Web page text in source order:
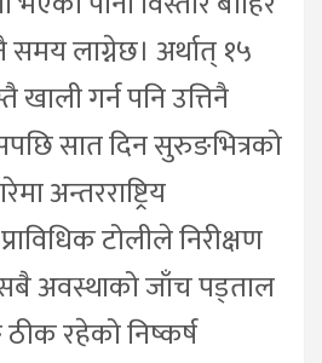
समय लाग्नेछ। अर्थात् १५
खाली गर्न पनि उत्तिनै
सात दिन सुरुङभित्रको
अन्तरराष्ट्रिय
टोलीले निरीक्षण
सबै अवस्थाको जाँच पड्ताल
रहेको निष्कर्ष